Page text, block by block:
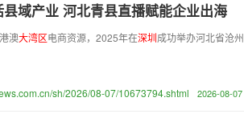
域产业 河北青县直播赋能企业出海
澳大湾区电商资源，2025年在深圳成功举办河北省沧
sh/2026/08-07/10673794.shtml 2026-08-